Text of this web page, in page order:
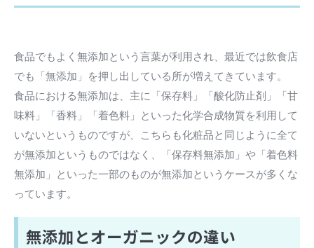
食品でもよく無添加という言葉が利用され、最近では飲食店
でも「無添加」を押し出している所が増えてきています。
食品における無添加は、主に「保存料」「酸化防止剤」「甘
味料」「香料」「着色料」といった化学合成物質を利用して
いないというものですが、こちらも化粧品と同じように全て
が無添加というものではなく、「保存料無添加」や「着色料
無添加」といった一部のものが無添加というケースが多くな
っています。
無添加とオーガニックの違い